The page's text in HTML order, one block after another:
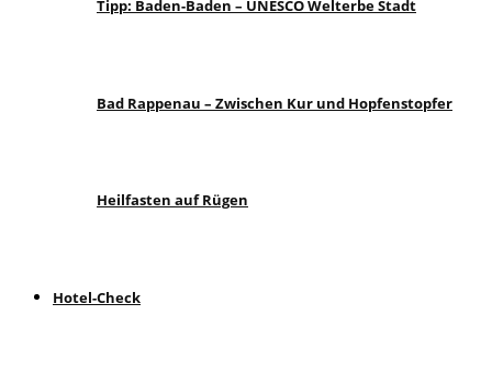
Tipp: Baden-Baden – UNESCO Welterbe Stadt
Bad Rappenau – Zwischen Kur und Hopfenstopfer
Heilfasten auf Rügen
Hotel-Check